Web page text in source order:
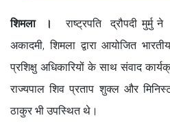
शिमला ।
राष्ट्रपति द्रौपदी मुर्मु ने
अकादमी, शिमला द्वारा आयोजित
प्रशिक्षु अधिकारियों के साथ संवाद
राज्यपाल शिव प्रताप शुक्ल और
ठाकुर भी उपस्थित थे।